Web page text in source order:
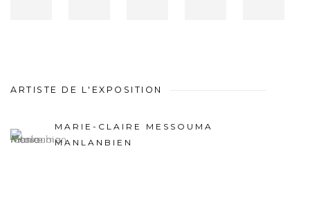
ARTISTE DE L'EXPOSITION
MARIE-CLAIRE MESSOUMA
MANLANBIEN